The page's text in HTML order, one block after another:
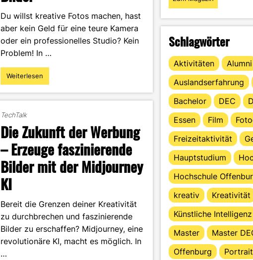
Du willst kreative Fotos machen, hast
aber kein Geld für eine teure Kamera
oder ein professionelles Studio? Kein
Problem! In …
"Kreative
Fotografie
5
Tipps
für
bessere
Bilder"
Weiterlesen
TechTalk
Die Zukunft der Werbung
– Erzeuge faszinierende
Bilder mit der Midjourney
KI
Bereit die Grenzen deiner Kreativität
zu durchbrechen und faszinierende
Bilder zu erschaffen? Midjourney, eine
revolutionäre KI, macht es möglich. In
…
Schlagwörter
Aktivitäten Alumni
Auslandserfahrung
Bachelor
DEC
Essen
Film
Freizeitaktivität
Hauptstudium
Hochschule
kreativ
Kreativität
Künstliche Intelligenz
Master
Master
Offenburg
Portrait